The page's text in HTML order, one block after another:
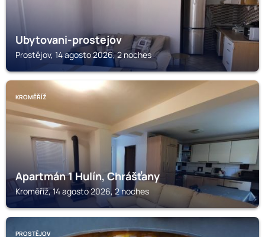
Ubytovani-prostejov
Prostějov, 14 agosto 2026, 2 noches
KROMĚŘÍŽ
Apartmán 1 Hulín, Chrášťany
Kroměříž, 14 agosto 2026, 2 noches
PROSTĚJOV